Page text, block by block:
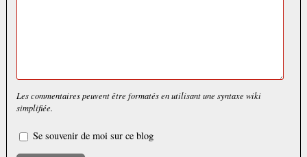
Les commentaires peuvent être formatés en utilisant une syntaxe wiki
simplifiée.
Se souvenir de moi sur ce blog